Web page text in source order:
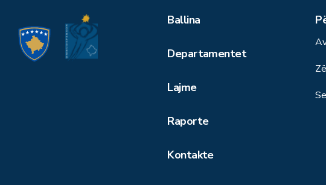
Ballina
Departamentet
Lajme
Raporte
Kontakte